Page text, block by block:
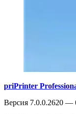
priPrinter
Версия 7.0.0.2620